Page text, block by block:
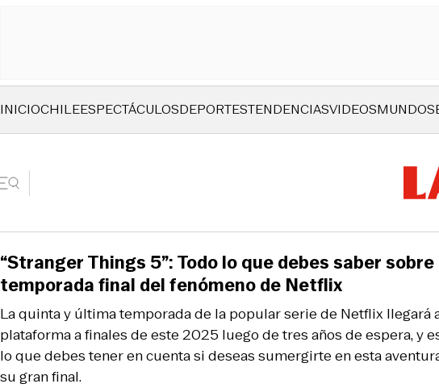
INICIOCHILEESPECTÁCULOSDEPORTESTENDENCIASVIDEOSMUNDO
La quinta y última temporada de la popular serie de Netflix llegará
plataforma a finales de este 2025 luego de tres años de espera, y
lo que debes tener en cuenta si deseas sumergirte en esta
su gran final.
“Stranger Things 5”: Todo lo que debes saber sobre
temporada final del fenómeno de Netflix